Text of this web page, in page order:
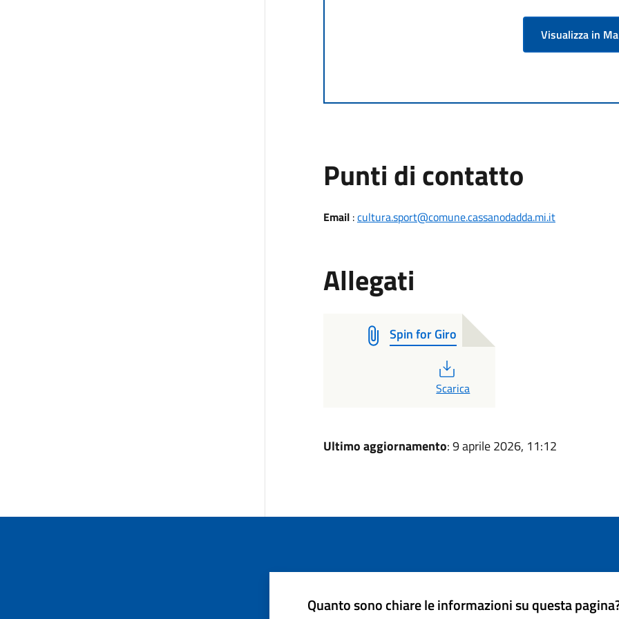
Visualizza in
Punti di contatto
Email:cultura.sport@comune.cassanodadda.mi.it
Allegati
Spin for Giro
PDF
Scarica
Ultimo aggiornamento: 9 aprile 2026, 11:12
Quanto sono chiare le informazioni su questa